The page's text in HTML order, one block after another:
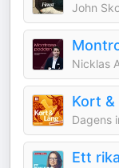
John
Nicklas
Kort &
Dagens
Ett